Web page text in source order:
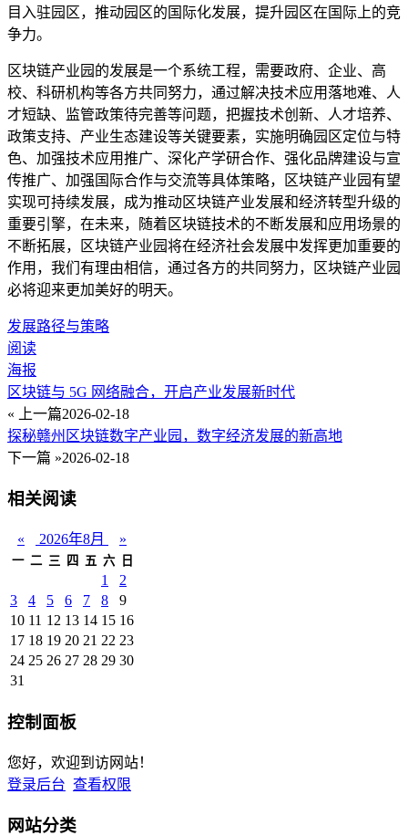
目入驻园区，推动园区的国际化发展，提升园区在国际上的竞
争力。
区块链产业园的发展是一个系统工程，需要政府、企业、高
校、科研机构等各方共同努力，通过解决技术应用落地难、人
才短缺、监管政策待完善等问题，把握技术创新、人才培养、
政策支持、产业生态建设等关键要素，实施明确园区定位与特
色、加强技术应用推广、深化产学研合作、强化品牌建设与宣
传推广、加强国际合作与交流等具体策略，区块链产业园有望
实现可持续发展，成为推动区块链产业发展和经济转型升级的
重要引擎，在未来，随着区块链技术的不断发展和应用场景的
不断拓展，区块链产业园将在经济社会发展中发挥更加重要的
作用，我们有理由相信，通过各方的共同努力，区块链产业园
必将迎来更加美好的明天。
发展路径与策略
阅读
海报
区块链与 5G 网络融合，开启产业发展新时代
« 上一篇2026-02-18
探秘赣州区块链数字产业园，数字经济发展的新高地
下一篇 »2026-02-18
相关阅读
« 2026年8月 »
一 二 三 四 五 六 日
1
2
3
4 5 6 7 8
9
10 11 12 13 14 15 16
17 18 19 20 21 22 23
24 25 26 27 28 29 30
31
控制面板
您好，欢迎到访网站！
登录后台 查看权限
网站分类